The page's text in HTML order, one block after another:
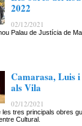
2022
02/12/2021
Palau de Justícia de
Camarasa, Luis i
als Vila
02/12/2021
tres principals obres
Cultural.